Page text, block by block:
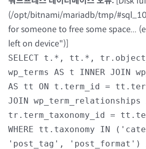
자료실
회원광장
마이페이지
회원 가입
(/opt/bitnami/mariadb/tmp/
for someone to free some space...
left on device")]
SELECT t.*, tt.*,
wp_terms AS t INNER JOIN
AS tt ON t.term_id =
JOIN wp_term_relationships
tr.term_taxonomy_id =
WHERE tt.taxonomy IN
'post_tag', 'post_format')